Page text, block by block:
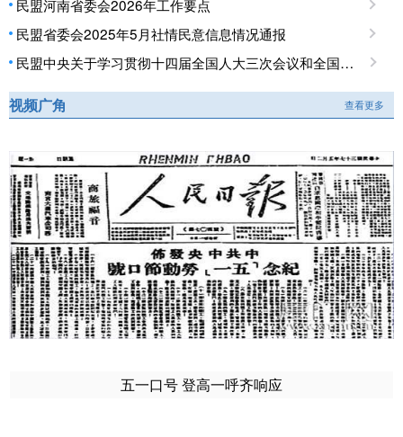
民盟河南省委会2026年工作要点
民盟省委会2025年5月社情民意信息情况通报
民盟中央关于学习贯彻十四届全国人大三次会议和全国政协十四届三次会议精神的决定
视频广角 查看更多
五一口号 登高一呼齐响应